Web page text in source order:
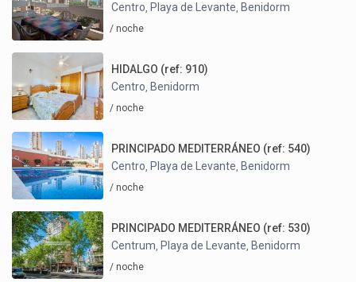
Centro, Playa de Levante, Benidorm
/ noche
HIDALGO (ref: 910)
Centro, Benidorm
/ noche
PRINCIPADO MEDITERRÁNEO (ref: 540)
Centro, Playa de Levante, Benidorm
/ noche
PRINCIPADO MEDITERRÁNEO (ref: 530)
Centrum, Playa de Levante, Benidorm
/ noche